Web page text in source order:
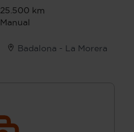
25.500 km
Manual
Badalona - La Morera